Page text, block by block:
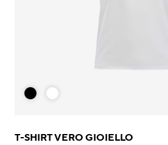
T-SHIRT VERO GIOIELLO